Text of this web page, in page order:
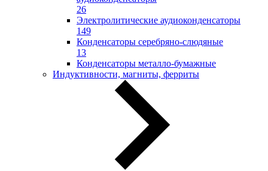
26
Электролитические аудиоконденсаторы
149
Конденсаторы серебряно-слюдяные
13
Конденсаторы металло-бумажные
Индуктивности, магниты, ферриты